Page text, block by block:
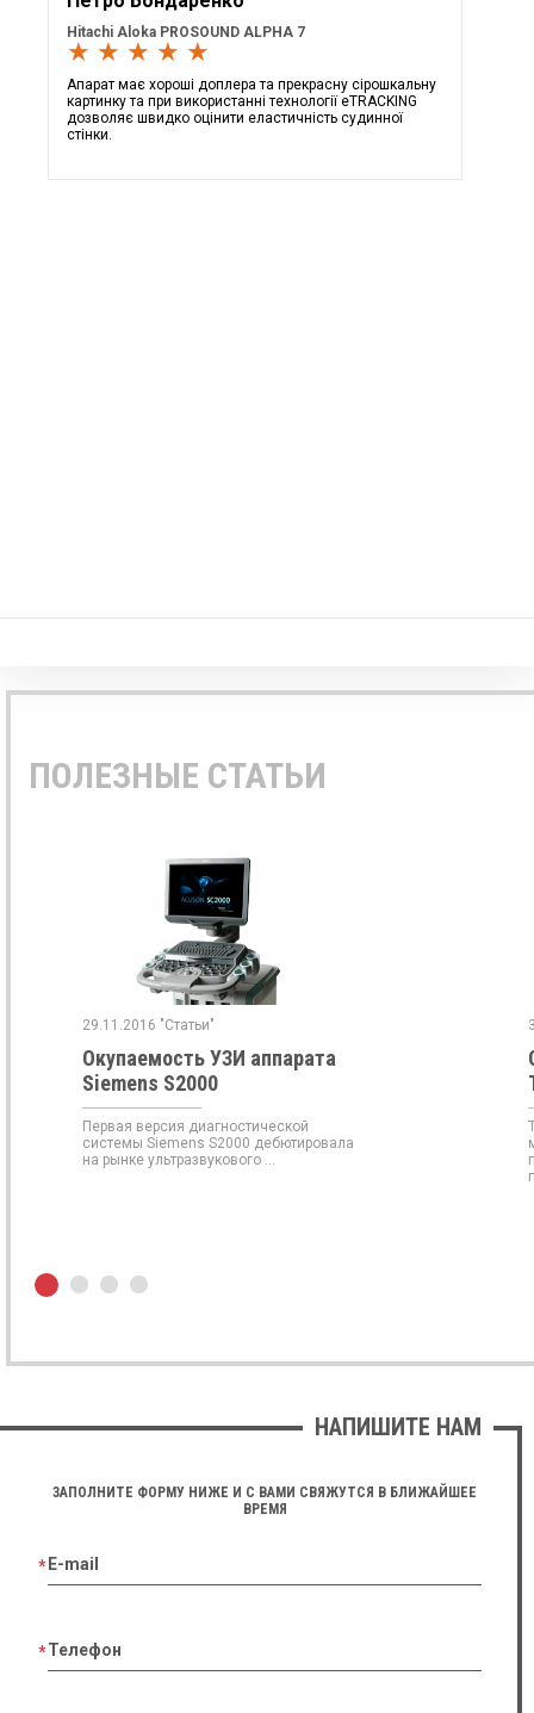
Hitachi Aloka PROSOUND ALPHA 7
★ ★ ★ ★ ★
Апарат має хороші доплера та прекрасну сірошкальну
картинку та при використанні технології eTRACKING
дозволяє швидко оцінити еластичність судинної
стінки.
ПОЛЕЗНЫЕ СТАТЬИ
29.11.2016 "Статьи"
Окупаемость УЗИ аппарата
Siemens S2000
Первая версия диагностической
системы Siemens S2000 дебютировала
на рынке ультразвукового ...
НАПИШИТЕ НАМ
ЗАПОЛНИТЕ ФОРМУ НИЖЕ И С ВАМИ СВЯЖУТСЯ В БЛИЖАЙШЕЕ
ВРЕМЯ
E-mail
Телефон